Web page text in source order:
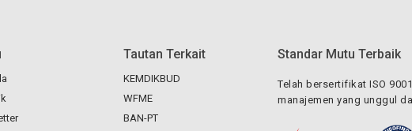
Tautan Terkait
KEMDIKBUD
WFME
BAN-PT
Standar Mutu Terbaik
Telah bersertifikat ISO
manajemen yang unggul